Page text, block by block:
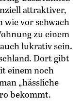
attraktiver,
wie vor schwach
zu einem
lukrativ sein.
Dort gibt
einem noch
„hässliche
bekommt.